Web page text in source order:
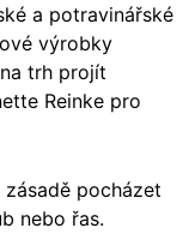
a potravinářské
výrobky
trh projít
Reinke pro
pocházet
nebo řas.